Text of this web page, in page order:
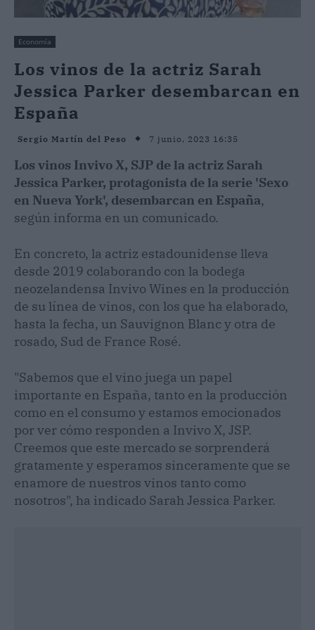
Economía
Los vinos de la actriz Sarah
Jessica Parker desembarcan en
España
Sergio Martín del Peso 7 junio, 2023 16:35
Los vinos Invivo X, SJP de la actriz Sarah
Jessica Parker, protagonista de la serie 'Sexo
en Nueva York', desembarcan en España,
según informa en un comunicado.
En concreto, la actriz estadounidense lleva
desde 2019 colaborando con la bodega
neozelandensa Invivo Wines en la producción
de su línea de vinos, con los que ha elaborado,
hasta la fecha, un Sauvignon Blanc y otra de
rosado, Sud de France Rosé.
"Sabemos que el vino juega un papel
importante en España, tanto en la producción
como en el consumo y estamos emocionados
por ver cómo responden a Invivo X, JSP.
Creemos que este mercado se sorprenderá
gratamente y esperamos sinceramente que se
enamore de nuestros vinos tanto como
nosotros", ha indicado Sarah Jessica Parker.